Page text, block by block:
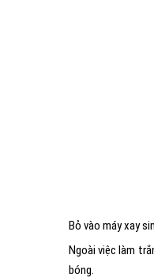
Bỏ vào máy xay
Ngoài việc làm
bóng.